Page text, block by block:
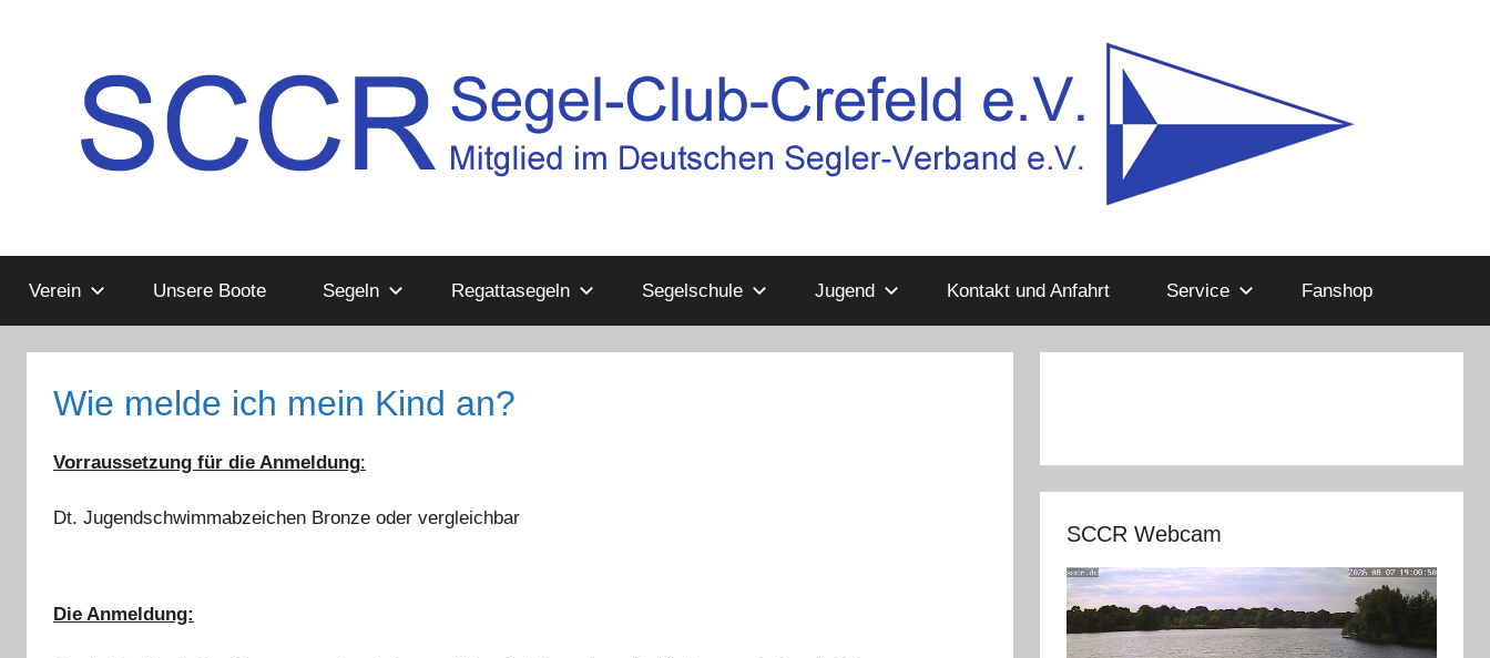
SCCR
e.V.
im
Deutschen
Verein Unsere Boote Segeln Regattasegeln Segelschule Jugend Kontakt und Anfahrt Service Fanshop
Wie melde ich mein Kind an?
Vorraussetzung für die Anmeldung:
Dt. Jugendschwimmabzeichen Bronze oder vergleichbar
Die Anmeldung:
SCCR Webcam